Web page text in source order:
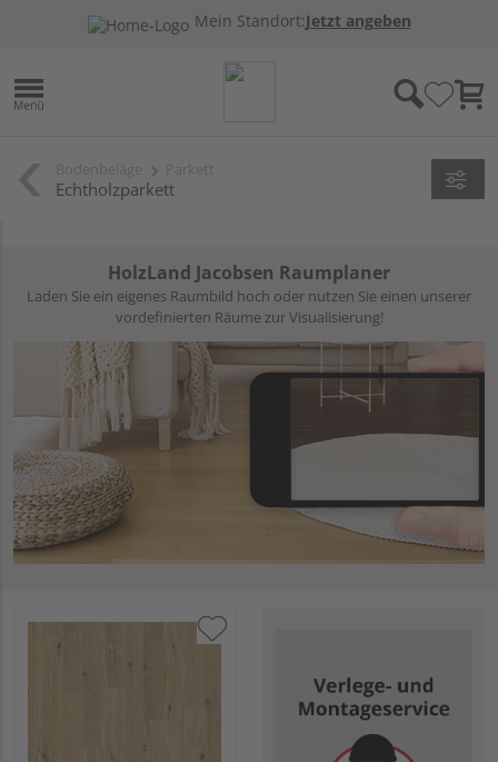
Mein Standort:Jetzt angeben
Echtholzparkett
HolzLand Jacobsen Raumplaner
Laden Sie ein eigenes Raumbild hoch oder nutzen Sie einen unserer
vordefinierten Räume zur Visualisierung!